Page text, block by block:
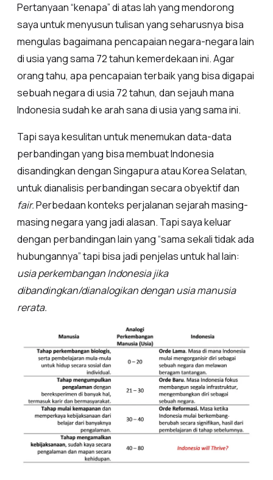
Pertanyaan “kenapa” di atas lah yang mendorong
saya untuk menyusun tulisan yang seharusnya bisa
mengulas bagaimana pencapaian negara-negara lain
di usia yang sama 72 tahun kemerdekaan ini. Agar
orang tahu, apa pencapaian terbaik yang bisa digapai
sebuah negara di usia 72 tahun, dan sejauh mana
Indonesia sudah ke arah sana di usia yang sama ini.
Tapi saya kesulitan untuk menemukan data-data
perbandingan yang bisa membuat Indonesia
disandingkan dengan Singapura atau Korea Selatan,
untuk dianalisis perbandingan secara obyektif dan
fair.Perbedaan konteks perjalanan sejarah masing-
masing negara yang jadi alasan. Tapi saya keluar
dengan perbandingan lain yang “sama sekali tidak ada
hubungannya” tapi bisa jadi penjelas untuk hal lain:
usia perkembangan Indonesia jika
dibandingkan/dianalogikan dengan usia manusia
rerata.